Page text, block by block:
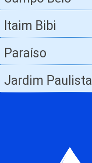
Itaim Bibi
Paraíso
Jardim Paulista